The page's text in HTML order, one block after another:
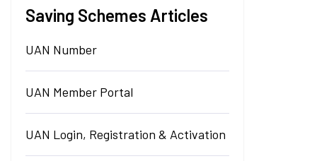
Saving Schemes Articles
UAN Number
UAN Member Portal
UAN Login, Registration & Activation